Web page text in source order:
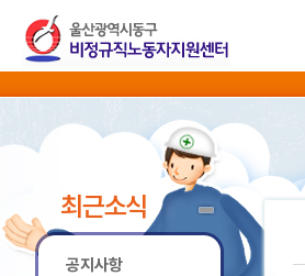
최근소식
공지사항